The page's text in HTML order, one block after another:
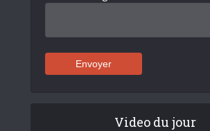
Video du jour